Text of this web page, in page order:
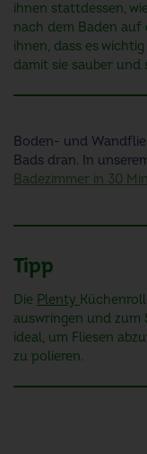
Tipp
Die Plenty
auswringen und zum
ideal, um Fliesen
zu polieren.
ihnen stattdessen,
nach dem Baden auf
ihnen, dass es
damit sie sauber und
Boden- und
Bads dran. In
Badezimmer in 30